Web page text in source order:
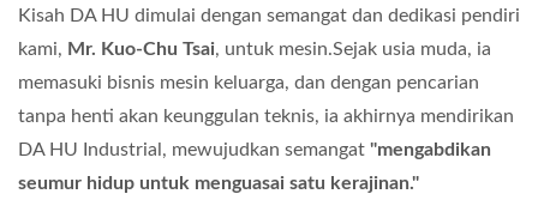
Kisah DA HU dimulai dengan semangat dan dedikasi pendiri
kami, Mr. Kuo-Chu Tsai, untuk mesin.Sejak usia muda, ia
memasuki bisnis mesin keluarga, dan dengan pencarian
tanpa henti akan keunggulan teknis, ia akhirnya mendirikan
DA HU Industrial, mewujudkan semangat "mengabdikan
seumur hidup untuk menguasai satu kerajinan."